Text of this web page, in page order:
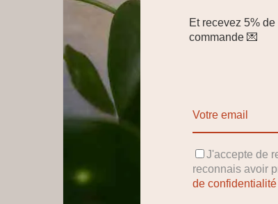
Et recevez 5%
commande 💌
J'accepte de
reconnais avoir
de confidentialité